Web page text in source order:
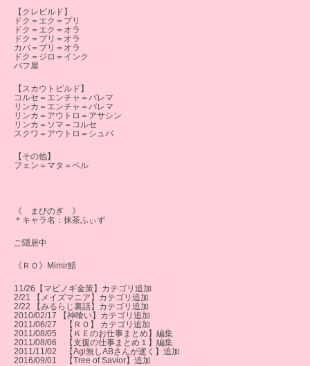
【クレビルド】
ドク＝エク＝プリ
ドク＝エク＝オラ
ドク＝プリ＝オラ
カバ＝プリ＝オラ
ドク＝ジロ＝インク
バフ屋
【スカウトビルド】
コルセ＝エンチャ＝バレマ
リンカ＝エンチャ＝バレマ
リンカ＝アウトロ＝アサシン
リンカ＝ソマ＝コルセ
スクワ＝アウトロ＝シュバ
【その他】
フェン＝マタ＝ペル
《 まびのぎ 》
＊キャラ名：抹茶ふぃず
ご隠居中
《ＲＯ》Mimir鯖
11/26【マビノギ金策】カテゴリ追加
2/21 【メイズマニア】カテゴリ追加
2/22 【みるらじ裏話】カテゴリ追加
2010/02/17 【神喰い】カテゴリ追加
2011/06/27 【ＲＯ】 カテゴリ追加
2011/08/05 【ＫＥのお仕事まとめ】編集
2011/08/06 【支援の仕事まとめ１】編集
2011/11/02 【Agi無しABさんが逝く】追加
2016/09/01 【Tree of Savior】追加